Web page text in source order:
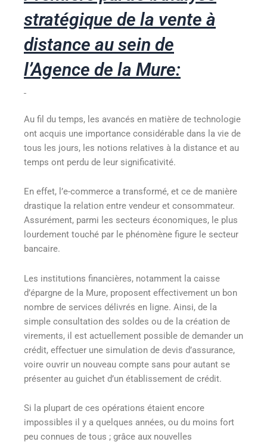
stratégique de la vente à
distance au sein de
l’Agence de la Mure:
Au fil du temps, les avancés en matière de technologie
ont acquis une importance considérable dans la vie de
tous les jours, les notions relatives à la distance et au
temps ont perdu de leur significativité.
En effet, l’e-commerce a transformé, et ce de manière
drastique la relation entre vendeur et consommateur.
Assurément, parmi les secteurs économiques, le plus
lourdement touché par le phénomène figure le secteur
bancaire.
Les institutions financières, notamment la caisse
d’épargne de la Mure, proposent effectivement un bon
nombre de services délivrés en ligne. Ainsi, de la
simple consultation des soldes ou de la création de
virements, il est actuellement possible de demander un
crédit, effectuer une simulation de devis d’assurance,
voire ouvrir un nouveau compte sans pour autant se
présenter au guichet d’un établissement de crédit.
Si la plupart de ces opérations étaient encore
impossibles il y a quelques années, ou du moins fort
peu connues de tous ; grâce aux nouvelles